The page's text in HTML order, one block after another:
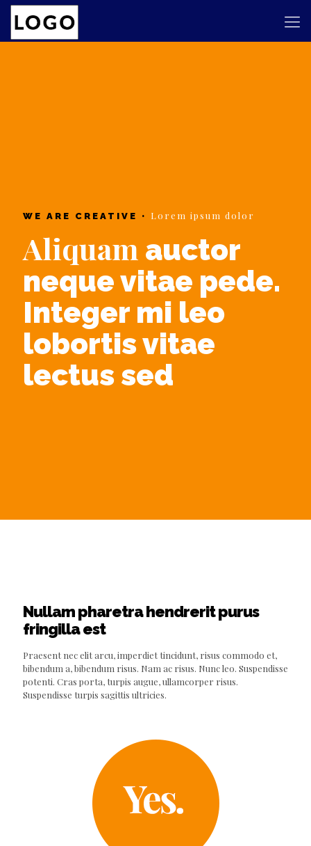
WE ARE CREATIVE • Lorem ipsum dolor
Aliquam auctor
neque vitae pede.
Integer mi leo
lobortis vitae
lectus sed
Nullam pharetra hendrerit purus
fringilla est
Praesent nec elit arcu, imperdiet tincidunt, risus commodo et,
bibendum a, bibendum risus. Nam ac risus. Nunc leo. Suspendisse
potenti. Cras porta, turpis augue, ullamcorper risus.
Suspendisse turpis sagittis ultricies.